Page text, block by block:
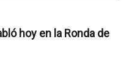
hoy en la Ronda de